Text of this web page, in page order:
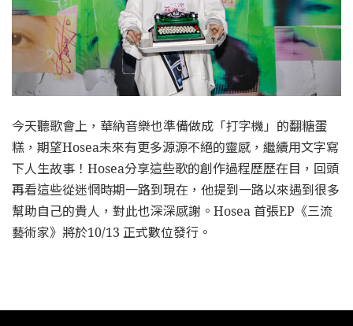
今天聽歌會上，華納音樂也準備做成「打字機」的翻糖蛋
糕，期望Hosea未來有更多源源不絕的靈感，繼續用文字寫
下人生故事！Hosea分享這些歌的創作過程歷歷在目，回頭
再看這些從迷惘時期一路到現在，他提到一路以來遇到很多
幫助自己的貴人，對此也深深感謝。Hosea 首張EP《三流
藝術家》將於10/13 正式數位發行。